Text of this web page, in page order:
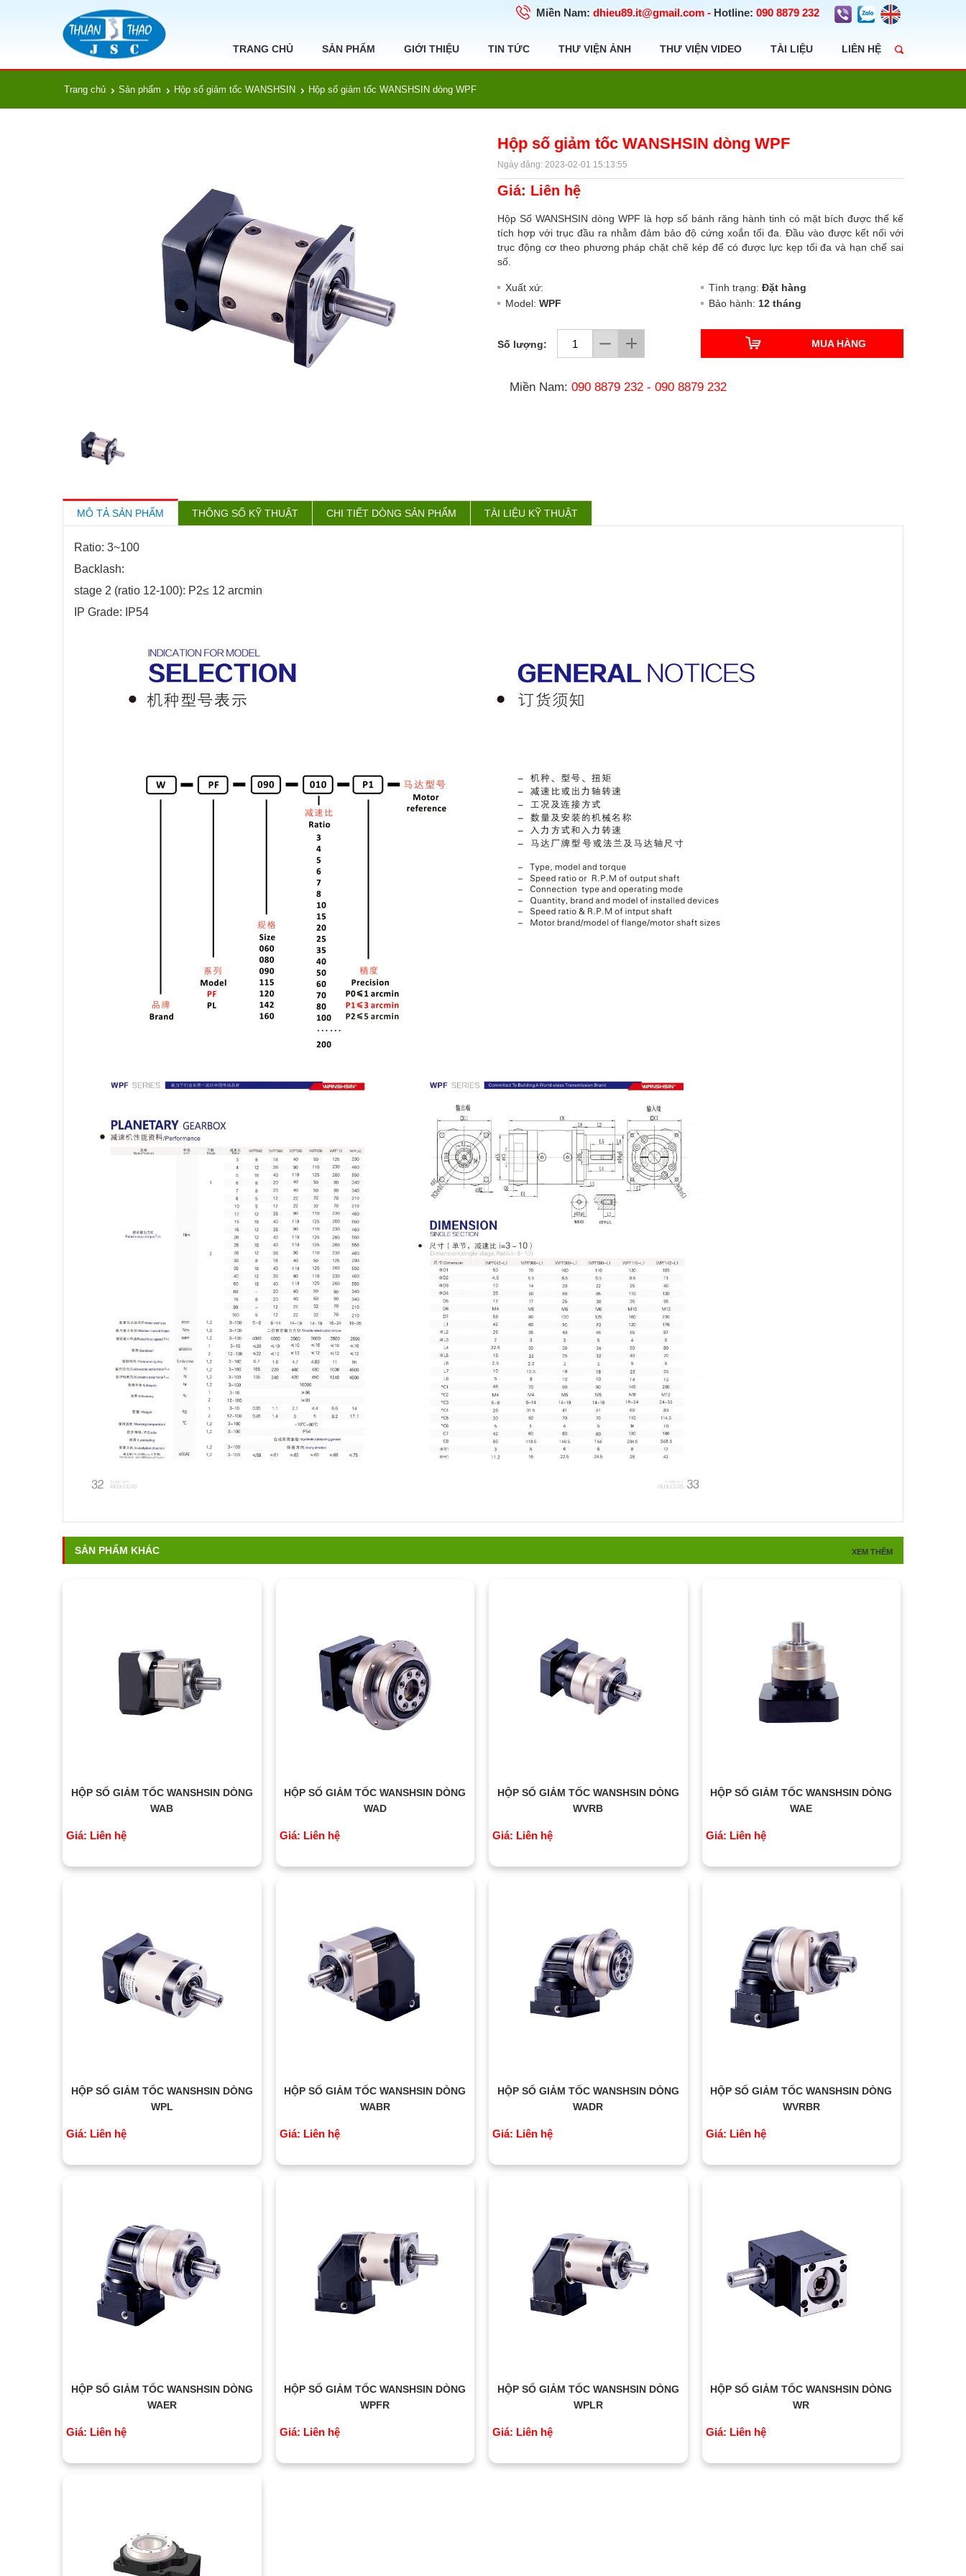
Miền Nam: dhieu89.it@gmail.com - Hotline: 090 8879 232
TRANG CHỦ SẢN PHẨM GIỚI THIỆU TIN TỨC THƯ VIỆN ẢNH THƯ VIỆN VIDEO TÀI LIỆU LIÊN HỆ
Trang chủ Sản phẩm Hộp số giảm tốc WANSHSIN Hộp số giảm tốc WANSHSIN dòng WPF
Hộp số giảm tốc WANSHSIN dòng WPF
Ngày đăng: 2023-02-01 15:13:55
Giá: Liên hệ
Hộp Số WANSHSIN dòng WPF là hợp số bánh răng hành tinh có mặt bích được thế kế
tích hợp với trục đầu ra nhằm đảm bảo độ cứng xoắn tối đa. Đầu vào được kết nối với
trục động cơ theo phương pháp chặt chẽ kép để có được lực kẹp tối đa và hạn chế sai
số.
Xuất xứ: Tình trạng: Đặt hàng
Model: WPF Bảo hành: 12 tháng
Số lượng: MUA HÀNG
Miền Nam: 090 8879 232 - 090 8879 232
MÔ TẢ SẢN PHẨM THÔNG SỐ KỸ THUẬT CHI TIẾT DÒNG SẢN PHẨM TÀI LIỆU KỸ THUẬT
Ratio: 3~100
Backlash:
stage 2 (ratio 12-100): P2≤ 12 arcmin
IP Grade: IP54
SẢN PHẨM KHÁC XEM THÊM
HỘP SỐ GIẢM TỐC WANSHSIN DÒNG
WAB
Giá: Liên hệ
HỘP SỐ GIẢM TỐC WANSHSIN DÒNG
WAD
Giá: Liên hệ
HỘP SỐ GIẢM TỐC WANSHSIN DÒNG
WVRB
Giá: Liên hệ
HỘP SỐ GIẢM TỐC WANSHSIN DÒNG
WAE
Giá: Liên hệ
HỘP SỐ GIẢM TỐC WANSHSIN DÒNG
WPL
Giá: Liên hệ
HỘP SỐ GIẢM TỐC WANSHSIN DÒNG
WABR
Giá: Liên hệ
HỘP SỐ GIẢM TỐC WANSHSIN DÒNG
WADR
Giá: Liên hệ
HỘP SỐ GIẢM TỐC WANSHSIN DÒNG
WVRBR
Giá: Liên hệ
HỘP SỐ GIẢM TỐC WANSHSIN DÒNG
WAER
Giá: Liên hệ
HỘP SỐ GIẢM TỐC WANSHSIN DÒNG
WPFR
Giá: Liên hệ
HỘP SỐ GIẢM TỐC WANSHSIN DÒNG
WPLR
Giá: Liên hệ
HỘP SỐ GIẢM TỐC WANSHSIN DÒNG
WR
Giá: Liên hệ